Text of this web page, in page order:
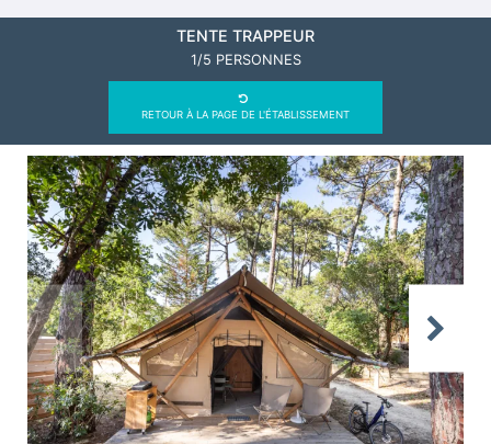
TENTE TRAPPEUR
1/5 PERSONNES
RETOUR À LA PAGE DE L'ÉTABLISSEMENT
Previous Next